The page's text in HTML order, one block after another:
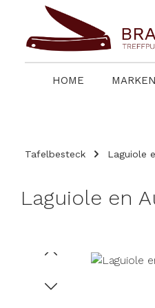
Zur
HOME MARKEN
Tafelbesteck Laguiole
Laguiole en
Bildergalerie überspringen